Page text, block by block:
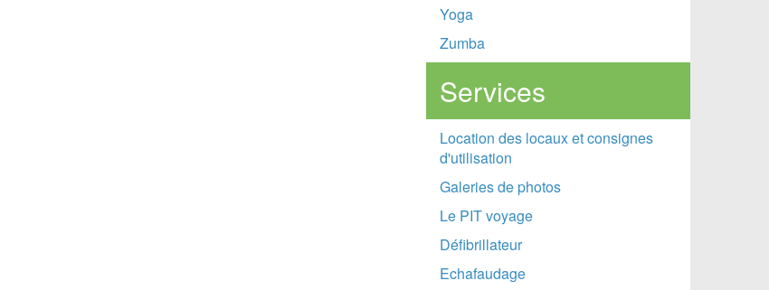
Yoga
Zumba
Services
Location des locaux et consignes
d'utilisation
Galeries de photos
Le PIT voyage
Défibrillateur
Echafaudage